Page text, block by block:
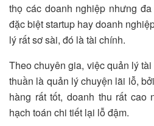
thọ các doanh nghiệp nhưng
đặc biệt startup hay doanh
lý rất sơ sài, đó là tài chính.
Theo chuyên gia, việc quản lý
thuần là quản lý chuyện lãi lỗ,
hàng rất tốt, doanh thu rất cao
hạch toán chi tiết lại lỗ đậm.